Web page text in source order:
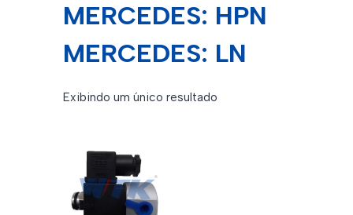
MERCEDES: HPN
MERCEDES: LN
Exibindo um único resultado